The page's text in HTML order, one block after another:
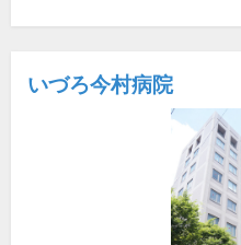
いづろ今村病院